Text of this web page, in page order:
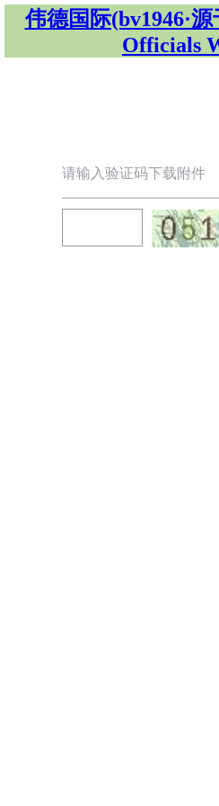
伟德国际(bv1946·
Officials
请输入验证码下载附件